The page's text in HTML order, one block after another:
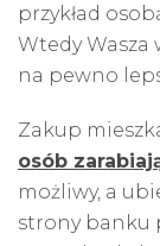
przykład
Wtedy
na pewno
Zakup
osób
możliwy, a
strony banku